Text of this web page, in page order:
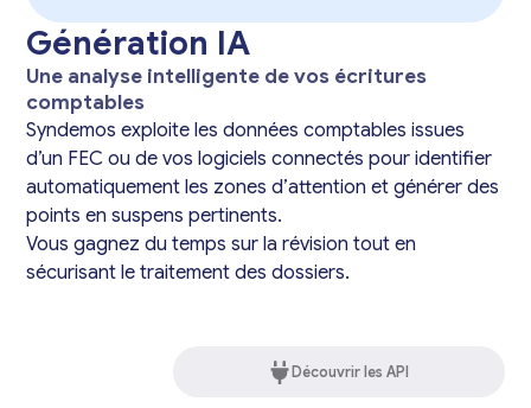
Génération IA
Une analyse intelligente de vos écritures
comptables
Syndemos exploite les données comptables issues
d’un FEC ou de vos logiciels connectés pour identifier
automatiquement les zones d’attention et générer des
points en suspens pertinents.
Vous gagnez du temps sur la révision tout en
sécurisant le traitement des dossiers.
Découvrir les API